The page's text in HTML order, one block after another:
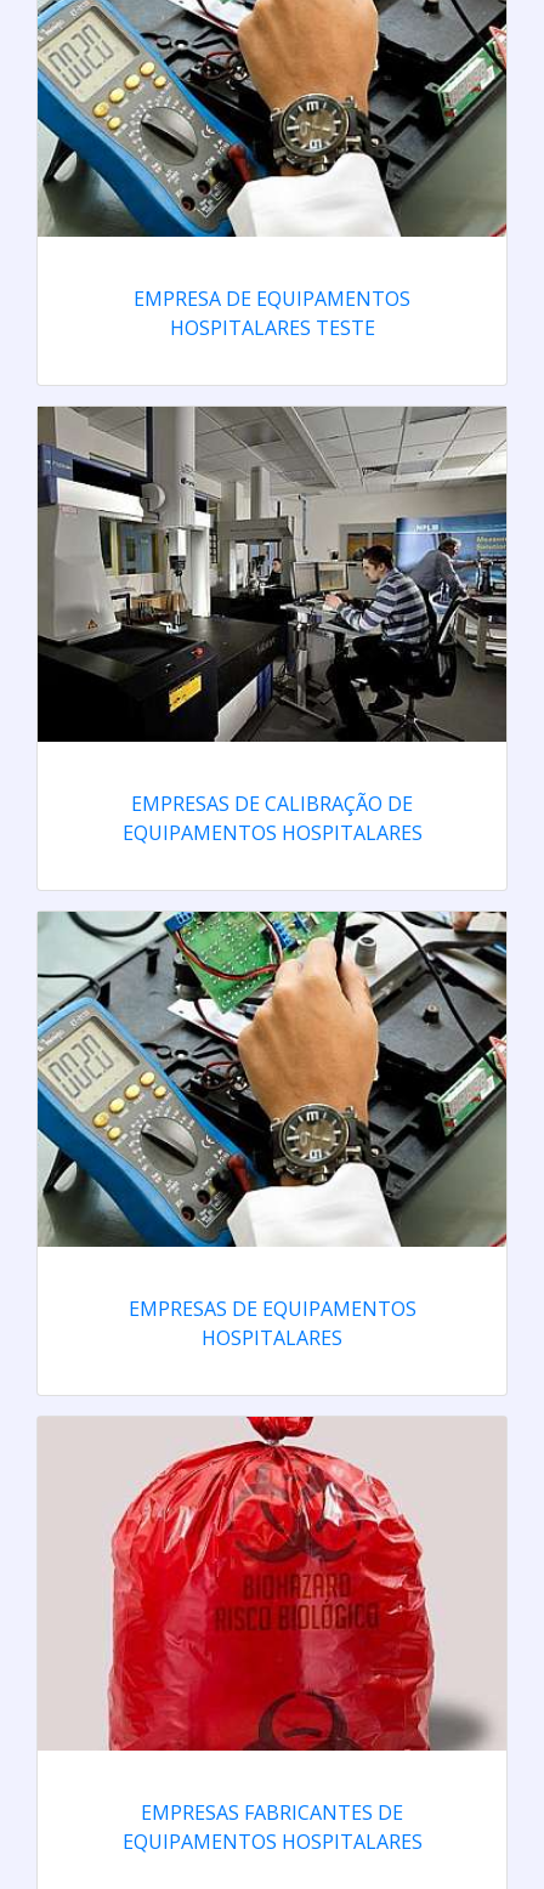
EMPRESA DE EQUIPAMENTOS
HOSPITALARES TESTE
EMPRESAS DE CALIBRAÇ­ÃO DE
EQUIPAMENTOS HOSPITALARES
EMPRESAS DE EQUIPAMENTOS
HOSPITALARES
EMPRESAS FABRICANTES DE
EQUIPAMENTOS HOSPITALARES